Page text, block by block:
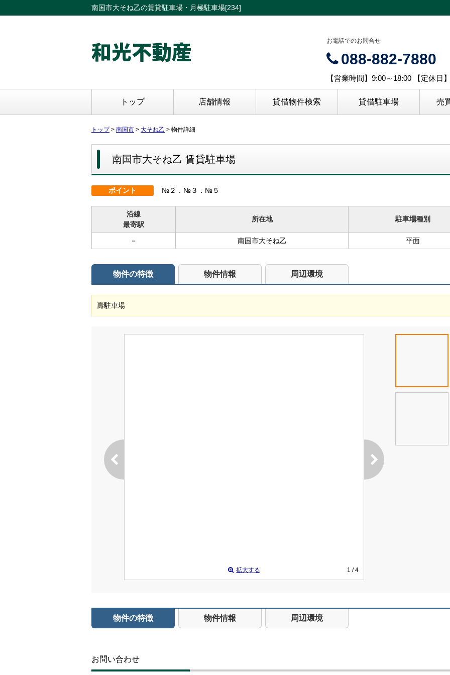
南国市大そね乙の賃貸駐車場・月極駐車場[234]
和光不動産 お電話でのお問合せ
088-882-7880
【営業時間】9:00～18:00 【定休日
トップ 店舗情報 貸借物件検索 貸借駐車場 売
トップ> 南国市 > 大そね乙 > 物件詳細
南国市大そね乙 賃貸駐車場
ポイント №２．№３．№５
沿線
最寄駅
所在地 駐車場種別
－ 南国市大そね乙 平面
物件の特徴 物件情報 周辺環境
壽駐車場
拡大する 1 / 4
物件の特徴 物件情報 周辺環境
お問い合わせ